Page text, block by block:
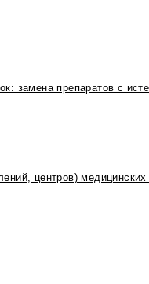
замена препаратов с
центров) медицинских